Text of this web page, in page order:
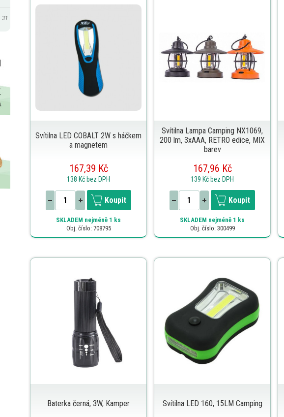
Svítilna LED COBALT 2W s háčkem
a magnetem
167,39 Kč
138 Kč bez DPH
Koupit
SKLADEM nejméně 1 ks
Obj. číslo: 708795
Svítilna Lampa Camping NX1069,
200 lm, 3xAAA, RETRO edice, MIX
barev
167,96 Kč
139 Kč bez DPH
Koupit
SKLADEM nejméně 1 ks
Obj. číslo: 300499
Baterka černá, 3W, Kamper Svítilna LED 160, 15LM Camping
31